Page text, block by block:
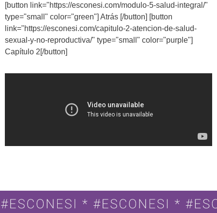
[button link="https://esconesi.com/modulo-5-salud-integral/"
type="small" color="green"] Atrás [/button] [button
link="https://esconesi.com/capitulo-2-atencion-de-salud-
sexual-y-no-reproductiva/" type="small" color="purple"]
Capítulo 2[/button]